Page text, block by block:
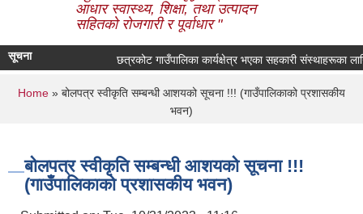
आधार स्वास्थ्य, शिक्षा, तथा उत्पादन
सहितको रोजगारी र पूर्वाधार "
सूचना छत्रकोट गाउँपालिका कार्यक्षेत्र भएका सहकारी संस्थाहरूका लागि
You are here
Home » बोलपत्र स्वीकृति सम्बन्धी आशयको सूचना !!! (गाउँपालिकाको प्रशासकीय
भवन)
बोलपत्र स्वीकृति सम्बन्धी आशयको सूचना !!!
(गाउँपालिकाको प्रशासकीय भवन)